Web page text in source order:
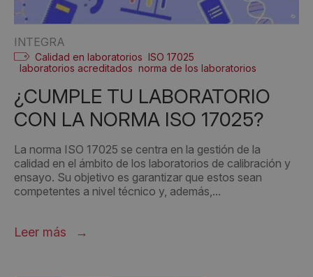
INTEGRA
Calidad en laboratorios ISO 17025
laboratorios acreditados norma de los laboratorios
¿CUMPLE TU LABORATORIO
CON LA NORMA ISO 17025?
La norma ISO 17025 se centra en la gestión de la
calidad en el ámbito de los laboratorios de calibración y
ensayo. Su objetivo es garantizar que estos sean
competentes a nivel técnico y, además,...
Leer más